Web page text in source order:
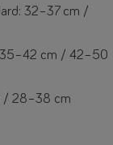
32–37 cm /
35–42 cm / 42–50
/ 28–38 cm